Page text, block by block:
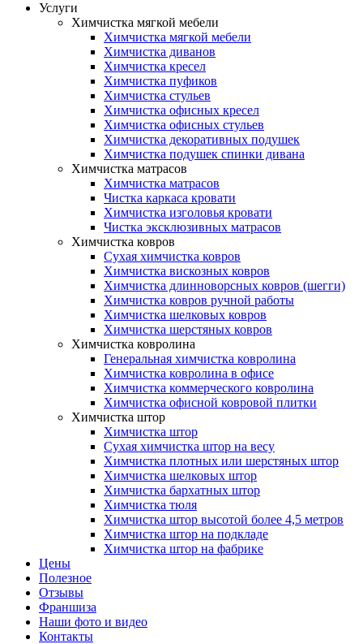
Услуги
Химчистка мягкой мебели
Химчистка мягкой мебели
Химчистка диванов
Химчистка кресел
Химчистка пуфиков
Химчистка стульев
Химчистка офисных кресел
Химчистка офисных стульев
Химчистка декоративных подушек
Химчистка подушек спинки дивана
Химчистка матрасов
Химчистка матрасов
Чистка каркаса кровати
Химчистка изголовья кровати
Чистка эксклюзивных матрасов
Химчистка ковров
Сухая химчистка ковров
Химчистка вискозных ковров
Химчистка длинноворсных ковров (шегги)
Химчистка ковров ручной работы
Химчистка шелковых ковров
Химчистка шерстяных ковров
Химчистка ковролина
Генеральная химчистка ковролина
Химчистка ковролина в офисе
Химчистка коммерческого ковролина
Химчистка офисной ковровой плитки
Химчистка штор
Химчистка штор
Сухая химчистка штор на весу
Химчистка плотных или шерстяных штор
Химчистка шелковых штор
Химчистка бархатных штор
Химчистка тюля
Химчистка штор высотой более 4,5 метров
Химчистка штор на подкладе
Химчистка штор на фабрике
Цены
Полезное
Отзывы
Франшиза
Наши фото и видео
Контакты